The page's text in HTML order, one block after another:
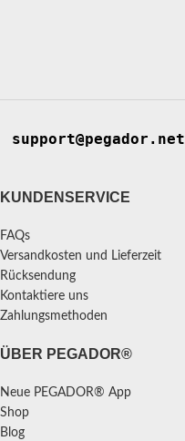
support@pegador.net
KUNDENSERVICE
FAQs
Versandkosten und Lieferzeit
Rücksendung
Kontaktiere uns
Zahlungsmethoden
ÜBER PEGADOR®
Neue PEGADOR® App
Shop
Blog